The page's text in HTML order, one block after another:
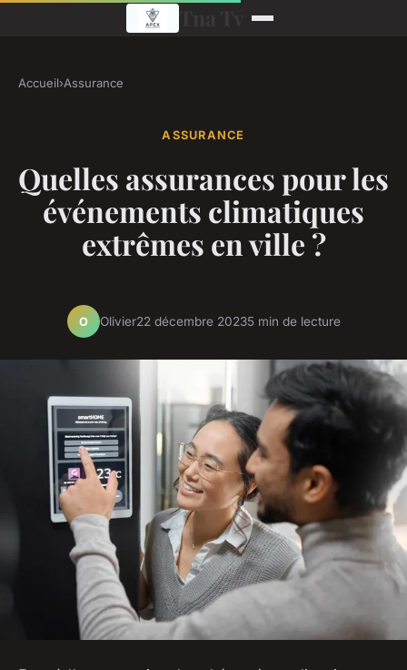
Accueil›Assurance
ASSURANCE
Quelles assurances pour les
événements climatiques
extrêmes en ville ?
O Olivier22 décembre 20235 min de lecture